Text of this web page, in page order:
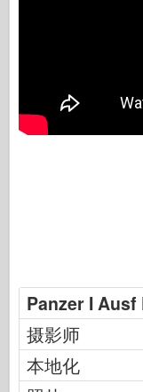
Panzer I
摄影师
本地化